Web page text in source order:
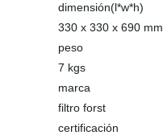
dimensión(l*w*h)
330 x 330 x 690 mm
peso
7 kgs
marca
filtro forst
certificación